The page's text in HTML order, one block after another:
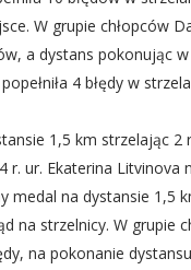
W grupie chłopców
a dystans pokonując
4 błędy w
1,5 km strzelając 2
ur. Ekaterina Litvinova
medal na dystansie 1,5
na strzelnicy. W grupie
na pokonanie